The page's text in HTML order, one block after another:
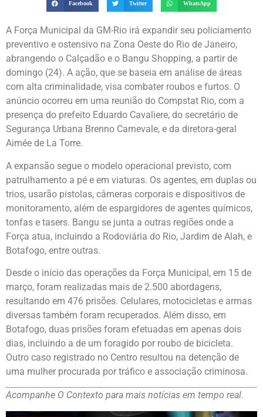
Facebook Twitter WhatsApp
A Força Municipal da GM-Rio irá expandir seu policiamento
preventivo e ostensivo na Zona Oeste do Rio de Janeiro,
abrangendo o Calçadão e o Bangu Shopping, a partir de
domingo (24). A ação, que se baseia em análise de áreas
com alta criminalidade, visa combater roubos e furtos. O
anúncio ocorreu em uma reunião do Compstat Rio, com a
presença do prefeito Eduardo Cavaliere, do secretário de
Segurança Urbana Brenno Carnevale, e da diretora-geral
Aimée de La Torre.
A expansão segue o modelo operacional previsto, com
patrulhamento a pé e em viaturas. Os agentes, em duplas ou
trios, usarão pistolas, câmeras corporais e dispositivos de
monitoramento, além de espargidores de agentes químicos,
tonfas e tasers. Bangu se junta a outras regiões onde a
Força atua, incluindo a Rodoviária do Rio, Jardim de Alah, e
Botafogo, entre outras.
Desde o início das operações da Força Municipal, em 15 de
março, foram realizadas mais de 2.500 abordagens,
resultando em 476 prisões. Celulares, motocicletas e armas
diversas também foram recuperados. Além disso, em
Botafogo, duas prisões foram efetuadas em apenas dois
dias, incluindo a de um foragido por roubo de bicicleta.
Outro caso registrado no Centro resultou na detenção de
uma mulher procurada por tráfico e associação criminosa.
Acompanhe O Contexto para mais notícias em tempo real.